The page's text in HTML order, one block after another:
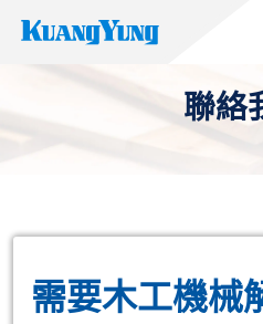
聯絡
需要木工機械